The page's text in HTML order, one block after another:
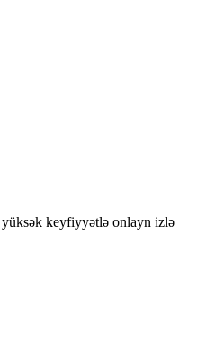
yüksək keyfiyyətlə onlayn izlə